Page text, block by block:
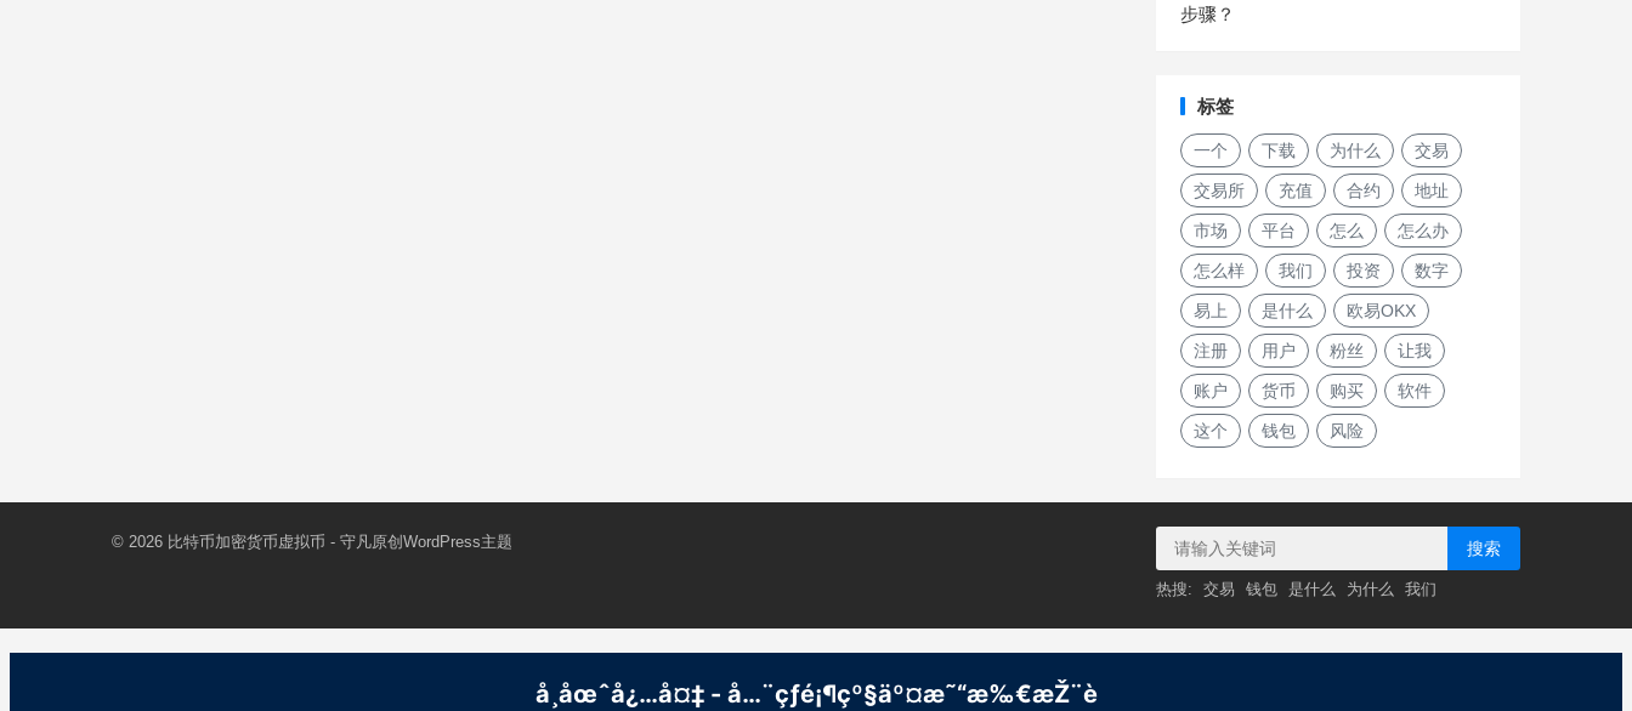
步骤？
标签
一个 下载 为什么 交易
交易所 充值 合约 地址
市场 平台 怎么 怎么办
怎么样 我们 投资 数字
易上 是什么 欧易OKX
注册 用户 粉丝 让我
账户 货币 购买 软件
这个 钱包 风险
© 2026 比特币加密货币虚拟币 - 守凡原创 WordPress主题 搜索
热搜: 交易 钱包 是什么 为什么 我们